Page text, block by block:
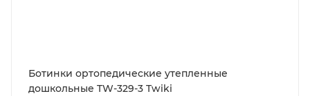
Ботинки ортопедические утепленные
дошкольные TW-329-3 Twiki